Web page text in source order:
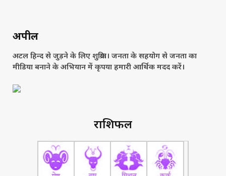
अपील
अटल हिन्द से जुड़ने के लिए शुक्रिया। जनता के सहयोग से जनता का
मीडिया बनाने के अभियान में कृपया हमारी आर्थिक मदद करें।
राशिफल